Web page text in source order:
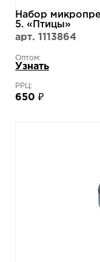
Набор
5. «Птицы»
арт. 1113864
Оптом:
Узнать
РРЦ:
650 ₽